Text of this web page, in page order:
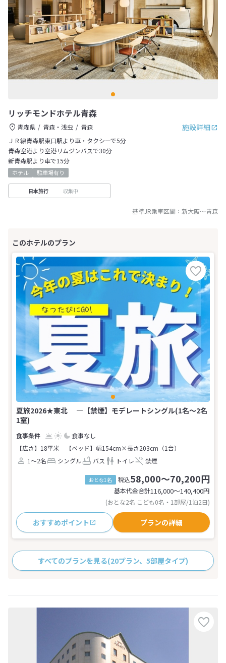
リッチモンドホテル青森
施設詳細
青森県 青森・浅虫
青森
ＪＲ線青森駅東口駅より車・タクシーで5分
青森空港より空港リムジンバスで30分
新青森駅より車で15分
ホテル 駐車場有り
日本旅行 収集中
基準JR乗車区間： 新大阪～青森
夏旅2026★東北 ―【禁煙】モデレートシングル(1名～2名
1室)
食事なし
【広さ】18平米
【ベッド】幅154cm×長さ203cm（1台）
1～2名
シングル バス トイレ 禁煙
おとな1名 税込58,000～70,200円
基本代金合計116,000〜140,400円
(おとな2名 こども0名・1部屋/1泊2日)
おすすめポイント プランの詳細
すべてのプランを見る(20プラン、5部屋タイプ)